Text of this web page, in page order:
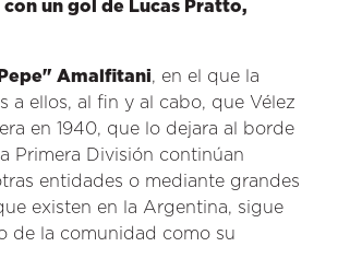
un gol de Lucas Pratto,
Amalfitani, en el que la
a ellos, al fin y al cabo, que Vélez
en 1940, que lo dejara al borde
Primera División continúan
entidades o mediante grandes
existen en la Argentina, sigue
de la comunidad como su